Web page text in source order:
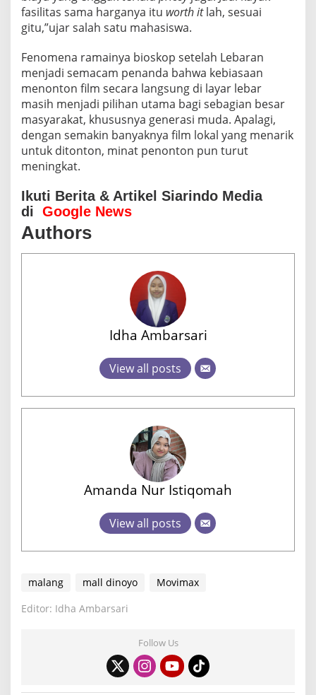
fasilitas sama harganya itu worth itlah, sesuai
gitu,”ujar salah satu mahasiswa.
Fenomena ramainya bioskop setelah Lebaran
menjadi semacam penanda bahwa kebiasaan
menonton film secara langsung di layar lebar
masih menjadi pilihan utama bagi sebagian besar
masyarakat, khususnya generasi muda. Apalagi,
dengan semakin banyaknya film lokal yang menarik
untuk ditonton, minat penonton pun turut
meningkat.
Ikuti Berita & Artikel Siarindo Media
di Google News
Authors
Idha Ambarsari
View all posts
Amanda Nur Istiqomah
View all posts
malang mall dinoyo
Movimax
Editor: Idha Ambarsari
Follow Us